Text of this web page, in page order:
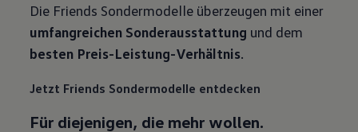
Die Friends Sondermodelle überzeugen mit einer
umfangreichen Sonderausstattung und dem
besten Preis-Leistung-Verhältnis.
Jetzt Friends Sondermodelle entdecken
Für diejenigen, die mehr wollen.